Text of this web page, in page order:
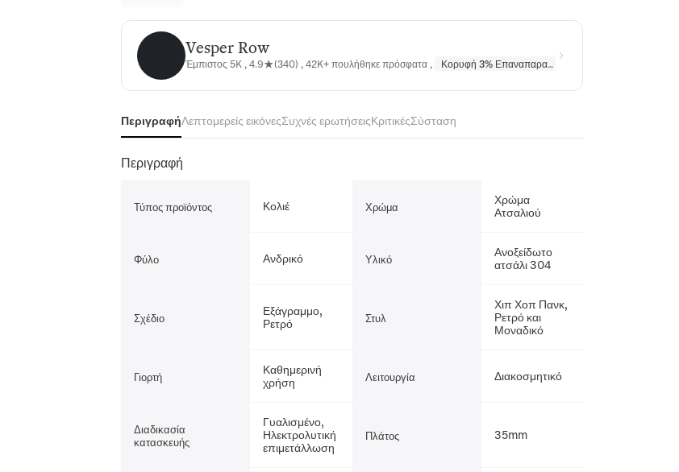
Vesper RowVesper Row
Έμπιστος 5K , 4.9★(340) , 42K+ πουλήθηκε πρόσφατα , Κορυφή 3% Επαναπαραγγέλθηκε
ΠεριγραφήΛεπτομερείς εικόνεςΣυχνές ερωτήσειςΚριτικέςΣύσταση
Περιγραφή
Τύπος προϊόντος Κολιέ Χρώμα
Χρώμα
Ατσαλιού
Φύλο Ανδρικό Υλικό
Ανοξείδωτο
ατσάλι 304
Σχέδιο
Εξάγραμμο,
Ρετρό
Στυλ
Χιπ Χοπ Πανκ,
Ρετρό και
Μοναδικό
Γιορτή
Καθημερινή
χρήση
Λειτουργία Διακοσμητικό
Διαδικασία
κατασκευής
Γυαλισμένο,
Ηλεκτρολυτική
επιμετάλλωση
Πλάτος 35mm